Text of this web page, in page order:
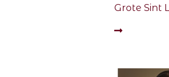
Grote Sint